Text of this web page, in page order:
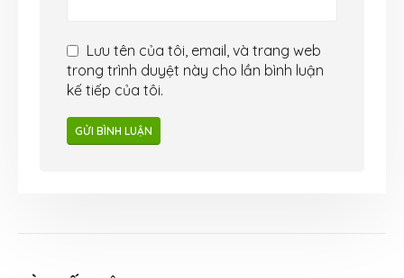
Lưu tên của tôi, email, và trang web
trong trình duyệt này cho lần bình luận
kế tiếp của tôi.